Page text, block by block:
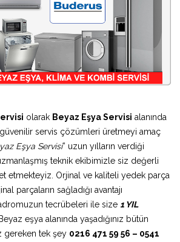
olarak Beyaz Eşya Servisi alanında
servis çözümleri üretmeyi amaç
Eşya Servisi” uzun yılların verdiği
teknik ekibimizle siz değerli
etmekteyiz. Orjinal ve kaliteli yedek parça
parçaların sağladığı avantajı
tecrübeleri ile size 1 YIL
eşya alanında yaşadığınız bütün
gereken tek şey 0216 471 59 56 – 0541